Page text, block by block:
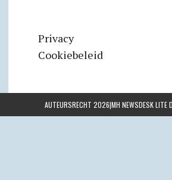
Privacy
Cookiebeleid
AUTEURSRECHT 2026|MH NEWSDESK LITE